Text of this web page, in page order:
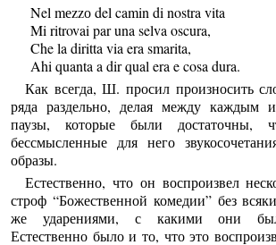
Nel mеzzо del camin di nostra vita
Mi ritrovai par una selva oscura,
Che la diritta via era smarita,
Ahi quanta a dir qual era e cosa dura.
Как всегда, Ш. просил произносить
ряда раздельно, делая между каждым
паузы, которые были достаточны,
бессмысленные для него
образы.
Естественно, что он воспроизвел
строф “Божественной комедии” без
же ударениями, с какими они
Естественно было и то, что это